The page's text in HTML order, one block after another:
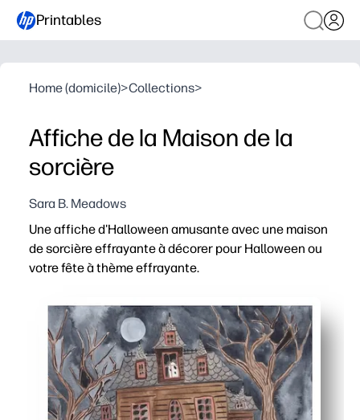
Printables
Home (domicile)>Collections>
Affiche de la Maison de la
sorcière
Sara B. Meadows
Une affiche d'Halloween amusante avec une maison
de sorcière effrayante à décorer pour Halloween ou
votre fête à thème effrayante.